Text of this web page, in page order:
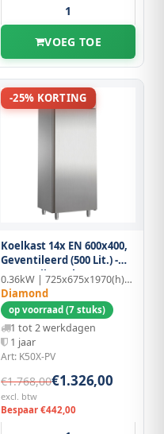
VOEG TOE
-25% KORTING
Koelkast 14x EN 600x400,
Geventileerd (500 Lit.) -
Roestvrij Staal
0.36kW | 725x675x1970(h)mm
Diamond
op voorraad (7 stuks)
1 tot 2 werkdagen
1 jaar
Art: K50X-PV
€1.768,00€1.326,00
excl. btw
Bespaar €442,00